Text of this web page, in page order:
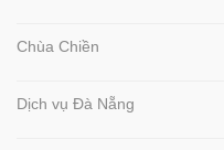
Chùa Chiền
Dịch vụ Đà Nẵng